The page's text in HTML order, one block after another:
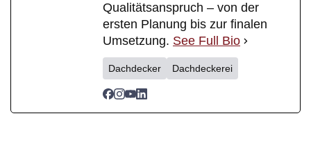
Qualitätsanspruch – von der
ersten Planung bis zur finalen
Umsetzung. See Full Bio
Dachdecker Dachdeckerei